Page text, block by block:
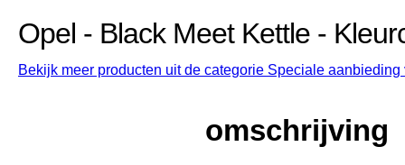
Opel - Black Meet Kettle -
Bekijk meer producten uit de categorie Speciale aanbieding
omschrijving